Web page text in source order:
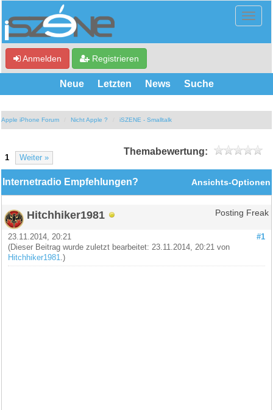
Anmelden Registrieren
Neue Letzten News Suche
Apple iPhone Forum Nicht Apple ? iSZENE - Smalltalk
1 Weiter »
Themabewertung:
Ansichts-Optionen
Internetradio Empfehlungen?
Hitchhiker1981 Posting Freak
#1
23.11.2014, 20:21
(Dieser Beitrag wurde zuletzt bearbeitet: 23.11.2014, 20:21 von
Hitchhiker1981 .)